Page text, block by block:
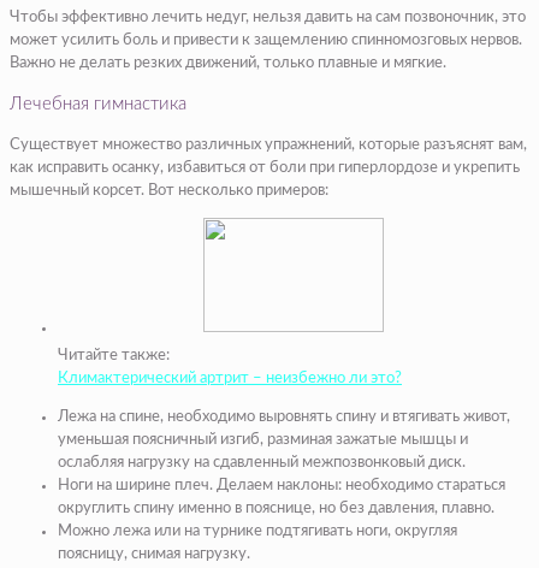
Чтобы эффективно лечить недуг, нельзя давить на сам позвоночник, это
может усилить боль и привести к защемлению спинномозговых нервов.
Важно не делать резких движений, только плавные и мягкие.
Лечебная гимнастика
Существует множество различных упражнений, которые разъяснят вам,
как исправить осанку, избавиться от боли при гиперлордозе и укрепить
мышечный корсет. Вот несколько примеров:
Читайте также:
Климактерический артрит – неизбежно ли это?
Лежа на спине, необходимо выровнять спину и втягивать живот,
уменьшая поясничный изгиб, разминая зажатые мышцы и
ослабляя нагрузку на сдавленный межпозвонковый диск.
Ноги на ширине плеч. Делаем наклоны: необходимо стараться
округлить спину именно в пояснице, но без давления, плавно.
Можно лежа или на турнике подтягивать ноги, округляя
поясницу, снимая нагрузку.